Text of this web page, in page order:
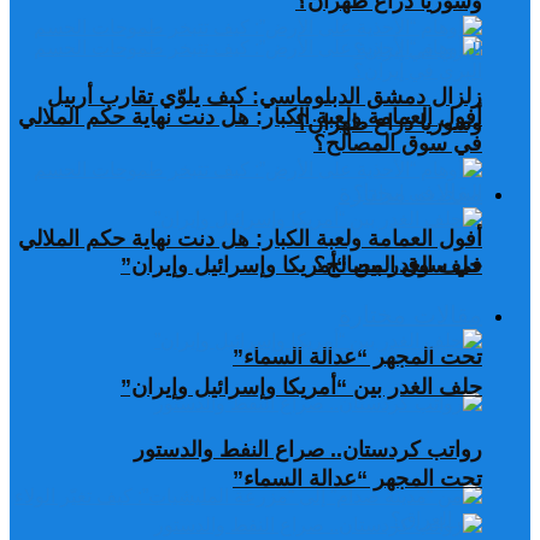
أفول العمامة ولعبة الكبار: هل دنت نهاية حكم الملالي
في سوق المصالح؟
حلف الغدر بين “أمريكا وإسرائيل وإيران”
تحت المجهر “عدالة السماء”
رواتب كردستان.. صراع النفط والدستور
زلزال دمشق الدبلوماسي: كيف يلوّي تقارب أربيل
وسوريا ذراع طهران؟
أفول العمامة ولعبة الكبار: هل دنت نهاية حكم الملالي
في سوق المصالح؟
حلف الغدر بين “أمريكا وإسرائيل وإيران”
تحت المجهر “عدالة السماء”